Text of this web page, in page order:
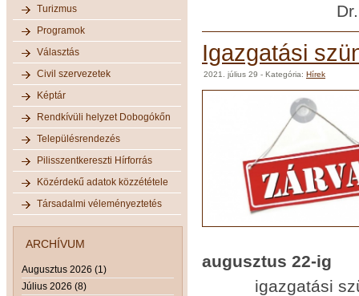
Turizmus
Programok
Választás
Civil szervezetek
Képtár
Rendkívüli helyzet Dobogókőn
Településrendezés
Pilisszentkereszti Hírforrás
Közérdekű adatok közzététele
Társadalmi véleményeztetés
ARCHÍVUM
Augusztus 2026 (1)
Július 2026 (8)
Dr. Krasznai
Igazgatási
2021. július 29 - Kategória: Hírek
augusztus 22-ig
igazgatási